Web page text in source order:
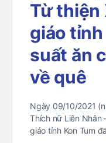
Từ thiện
giáo
suất ăn
về quê
Ngày 09/10/2021
Thích nữ Liên Nhân
giáo tỉnh Kon Tum